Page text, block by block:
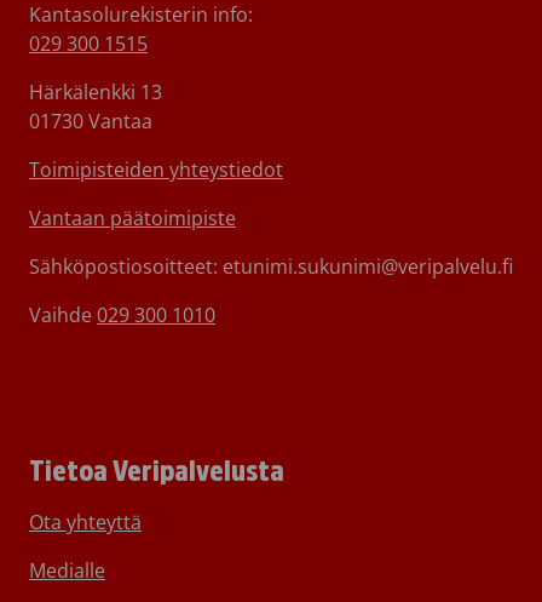
Kantasolurekisterin info:
029 300 1515
Härkälenkki 13
01730 Vantaa
Toimipisteiden yhteystiedot
Vantaan päätoimipiste
Sähköpostiosoitteet: etunimi.sukunimi@veripalvelu.fi
Vaihde 029 300 1010
Tietoa Veripalvelusta
Ota yhteyttä
Medialle